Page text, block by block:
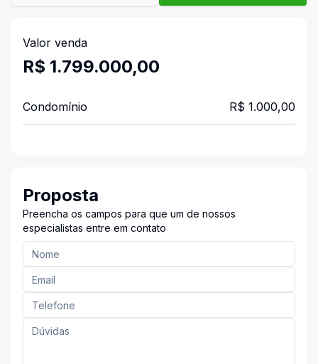
Valor venda
R$ 1.799.000,00
Condomínio R$ 1.000,00
Proposta
Preencha os campos para que um de nossos
especialistas entre em contato